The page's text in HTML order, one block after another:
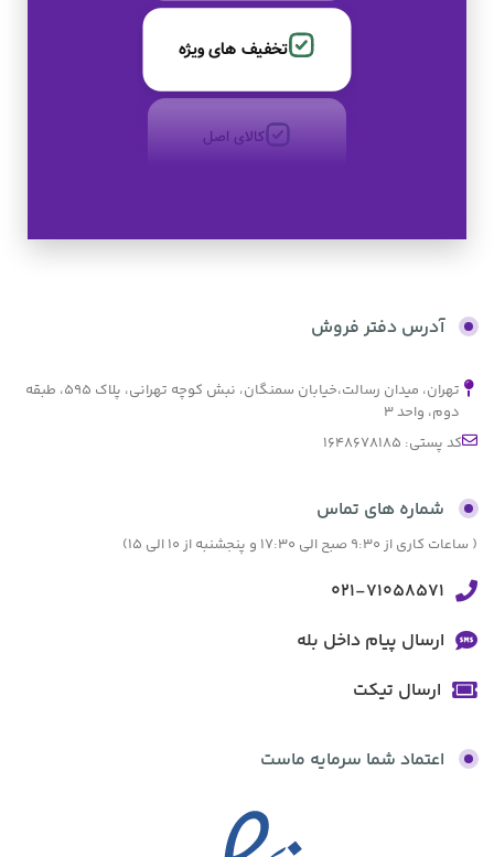
تخفیف های ویژه
کالای اصل
آدرس دفتر فروش
تهران، میدان رسالت،خیابان سمنگان، نبش کوچه تهرانی، پلاک ۵۹۵، طبقه
دوم، واحد ۳
کد پستی: 1648678185
شماره های تماس
( ساعات کاری از 9:30 صبح الی 17:30 و پنجشنبه از 10 الی 15)
021-71058571
ارسال پیام داخل بله
ارسال تیکت
اعتماد شما سرمایه ماست